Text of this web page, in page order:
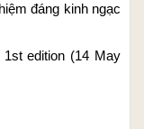
đáng kinh ngạc